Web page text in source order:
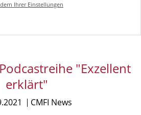
Ihrer Einstellungen
"Exzellent
erklärt"
CMFI News